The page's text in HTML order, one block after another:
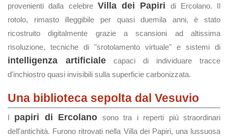
provenienti dalla celebre Villa dei Papiri di Ercolano. Il
rotolo, rimasto illeggibile per quasi duemila anni, è stato
ricostruito digitalmente grazie a scansioni ad altissima
risoluzione, tecniche di "srotolamento virtuale" e sistemi di
intelligenza artificiale capaci di individuare tracce
d'inchiostro quasi invisibili sulla superficie carbonizzata.
Una biblioteca sepolta dal Vesuvio
I papiri di Ercolano sono tra i reperti più straordinari
dell'antichità. Furono ritrovati nella Villa dei Papiri, una lussuosa